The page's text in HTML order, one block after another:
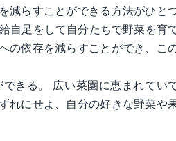
減らすことができる方法がひと
自足をして自分たちで野菜を育
の依存を減らすことができ、こ
きる。 広い菜園に恵まれてい
れにせよ、自分の好きな野菜や